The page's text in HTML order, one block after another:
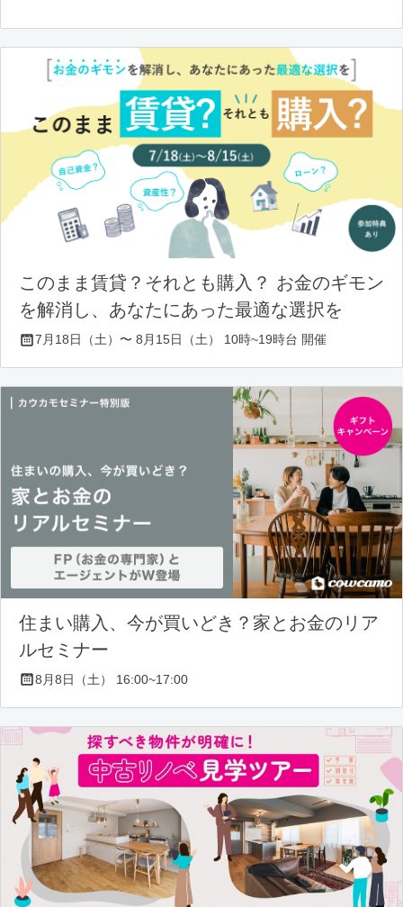
このまま賃貸？それとも購入？ お金のギモン
を解消し、あなたにあった最適な選択を
7月18日（土）〜 8月15日（土） 10時~19時台 開催
住まい購入、今が買いどき？家とお金のリア
ルセミナー
8月8日（土） 16:00~17:00